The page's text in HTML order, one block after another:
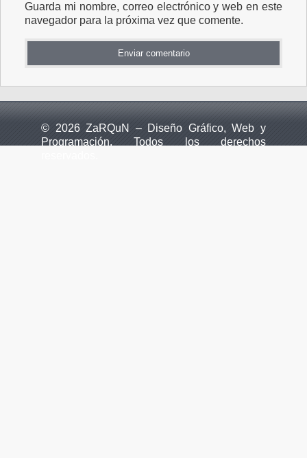
Guarda mi nombre, correo electrónico y web en este
navegador para la próxima vez que comente.
© 2026 ZaRQuN – Diseño Gráfico, Web y
Programación. Todos los derechos